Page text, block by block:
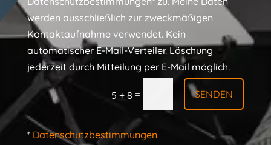
werden ausschließlich zur zweckmäßigen
Kontaktaufnahme verwendet. Kein
automatischer E-Mail-Verteiler. Löschung
jederzeit durch Mitteilung per E-Mail möglich.
5 + 8 = SENDEN
* Datenschutzbestimmungen